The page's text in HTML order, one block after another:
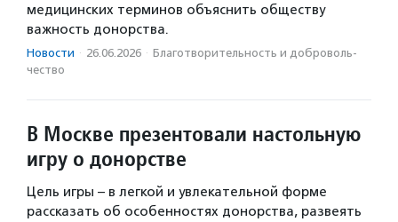
медицинских терминов объяснить обществу
важность донорства.
Новости · 26.06.2026 · Благотвори­тель­ность и доброволь­
чест­во
В Москве презентовали настольную
игру о донорстве
Цель игры – в легкой и увлекательной форме
рассказать об особенностях донорства, развеять